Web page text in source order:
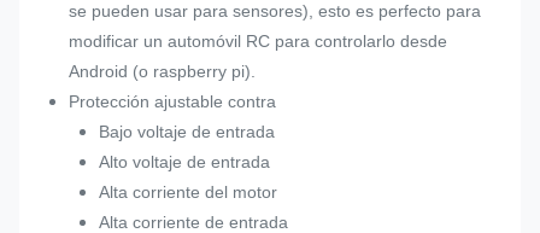
se pueden usar para sensores), esto es perfecto para
modificar un automóvil RC para controlarlo desde
Android (o raspberry pi).
Protección ajustable contra
Bajo voltaje de entrada
Alto voltaje de entrada
Alta corriente del motor
Alta corriente de entrada